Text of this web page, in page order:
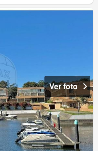
Ver foto